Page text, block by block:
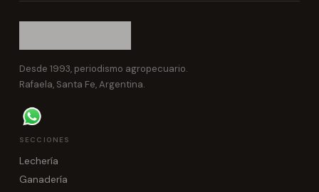
Desde 1993, periodismo agropecuario.
Rafaela, Santa Fe, Argentina.
SECCIONES
Lechería
Ganadería